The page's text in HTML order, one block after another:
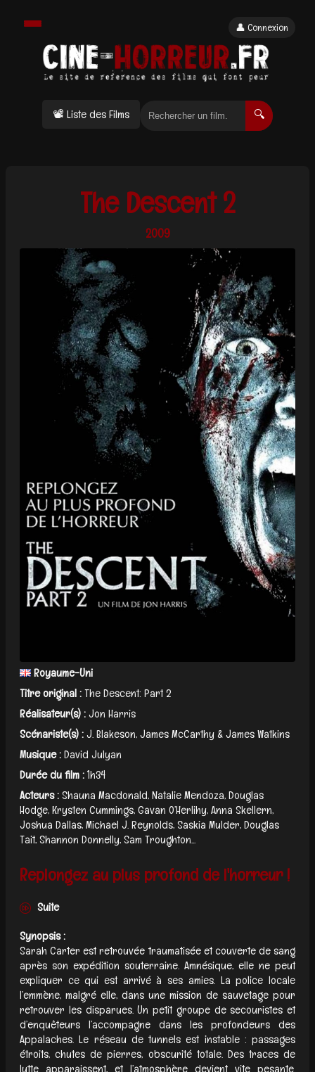
📽 Liste des Films 🔍
👤 Connexion
The Descent 2
2009
Royaume-Uni
Titre original :The Descent: Part 2
Réalisateur(s) :Jon Harris
Scénariste(s) :J. Blakeson, James McCarthy & James Watkins
Musique :David Julyan
Durée du film :1h34
Acteurs :Shauna Macdonald, Natalie Mendoza, Douglas
Hodge, Krysten Cummings, Gavan O’Herlihy, Anna Skellern,
Joshua Dallas, Michael J. Reynolds, Saskia Mulder, Douglas
Tait, Shannon Donnelly, Sam Troughton...
Replongez au plus profond de l'horreur !
Suite
Synopsis :
Sarah Carter est retrouvée traumatisée et couverte de sang
après son expédition souterraine. Amnésique, elle ne peut
expliquer ce qui est arrivé à ses amies. La police locale
l’emmène, malgré elle, dans une mission de sauvetage pour
retrouver les disparues. Un petit groupe de secouristes et
d’enquêteurs l’accompagne dans les profondeurs des
Appalaches. Le réseau de tunnels est instable : passages
étroits, chutes de pierres, obscurité totale. Des traces de
lutte apparaissent, et l’atmosphère devient vite pesante.